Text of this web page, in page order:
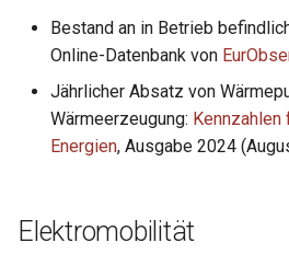
Bestand an in Betrieb
Online-Datenbank von
Jährlicher Absatz von
Wärmeerzeugung: Kennzahlen
Energien, Ausgabe 2024
Elektromobilität